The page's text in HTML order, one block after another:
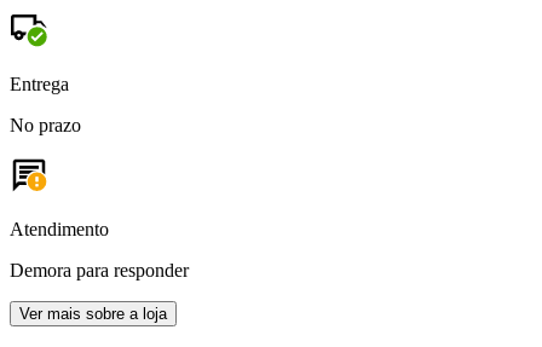
Entrega
No prazo
Atendimento
Demora para responder
Ver mais sobre a loja